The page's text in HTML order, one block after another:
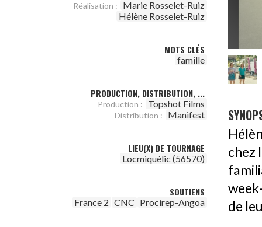
Réalisation :
Marie Rosselet-Ruiz
Hélène Rosselet-Ruiz
MOTS CLÉS
famille
PRODUCTION, DISTRIBUTION, ...
Production : Topshot Films
Distribution : Manifest
LIEU(X) DE TOURNAGE
Locmiquélic (56570)
SOUTIENS
France 2 CNC Procirep-Angoa
chez
de